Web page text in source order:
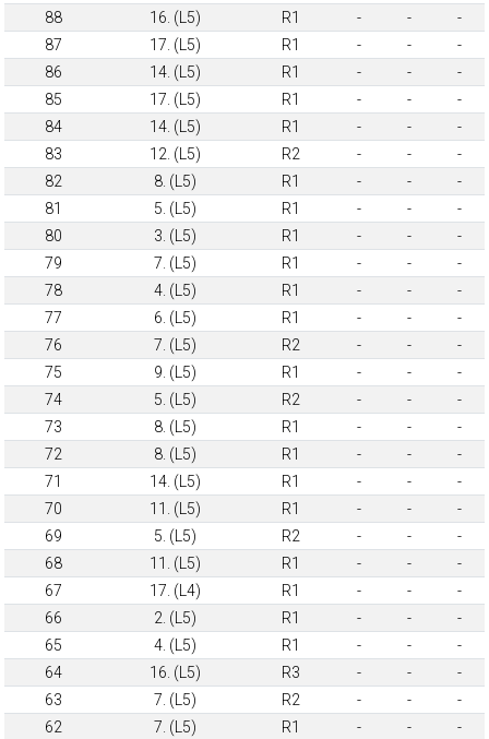
88 16. (L5) R1 - -
-
87
17. (L5) R1 - -
-
86
14. (L5) R1 - -
-
85
17. (L5) R1 - -
-
84
14. (L5) R1 - -
-
83
12. (L5) R2 - -
-
82
8. (L5) R1 - -
-
81
5. (L5) R1 - -
-
80
3. (L5) R1 - -
-
79
7. (L5) R1 - -
-
78
4. (L5) R1 - -
-
77
6. (L5) R1 - -
-
76
7. (L5) R2 - -
-
75
9. (L5) R1 - -
-
74
5. (L5) R2 - -
-
73
8. (L5) R1 - -
-
72
8. (L5) R1 - -
-
71
14. (L5) R1 - -
-
70
11. (L5) R1 - -
-
69
5. (L5) R2 - -
-
68
11. (L5) R1 - -
-
67
17. (L4) R1 - -
-
66
2. (L5) R1 - -
-
65
4. (L5) R1 - -
-
64
16. (L5) R3 - -
-
63
7. (L5) R2 - -
-
62
7. (L5) R1 - -
-